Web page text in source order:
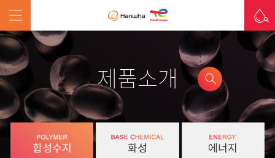
제품소개
합성수지 화성 에너지